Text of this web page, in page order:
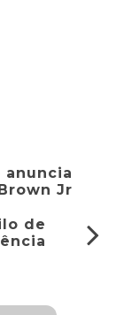
anuncia
Jr
de